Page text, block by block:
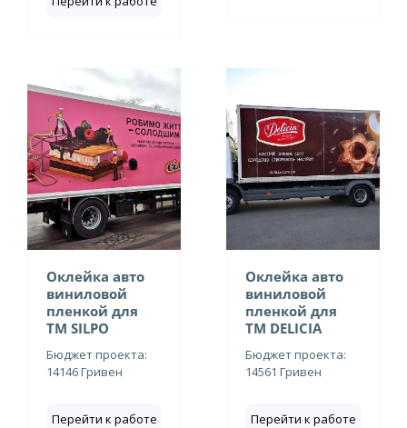
Оклейка авто
виниловой
пленкой для
ТМ SILPO
Бюджет проекта:
14146 Гривен
Перейти к работе
Оклейка авто
виниловой
пленкой для
ТМ DELICIA
Бюджет проекта:
14561 Гривен
Перейти к работе